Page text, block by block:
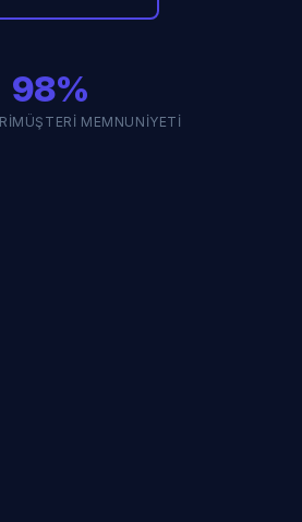
98%
MÜŞTERI MEMNUNIYETI